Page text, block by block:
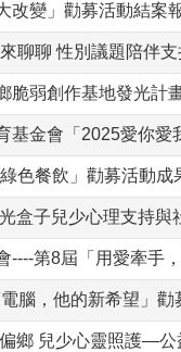
改變」勸募活動結案
聊聊 性別議題陪伴
脆弱創作基地發光計
基金會「2025愛你
色餐飲」勸募活動成
盒子兒少心理支持
----第8屆「用愛牽手
腦，他的新希望」勸
鄉 兒少心靈照護—